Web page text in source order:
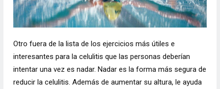
Otro fuera de la lista de los ejercicios más útiles e
interesantes para la celulitis que las personas deberían
intentar una vez es nadar. Nadar es la forma más segura de
reducir la celulitis. Además de aumentar su altura, le ayuda